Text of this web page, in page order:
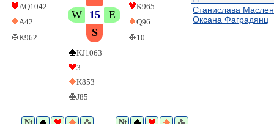
W
15
E
S
AQ1042
K965
A42
Q96
K962
10
KJ1063
3
K853
J85
Nt
Nt
Станислава
Оксана Фаградянц